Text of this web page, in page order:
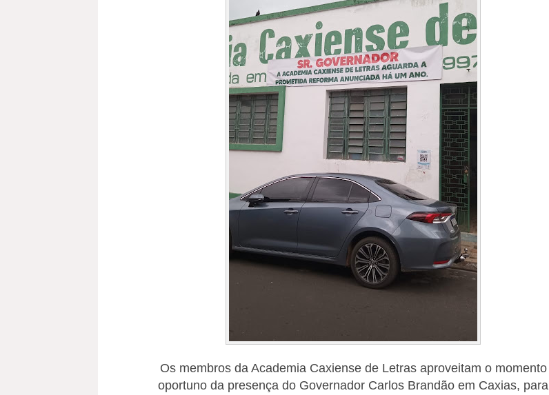
Os membros da Academia Caxiense de Letras aproveitam o momento
oportuno da presença do Governador Carlos Brandão em Caxias, para